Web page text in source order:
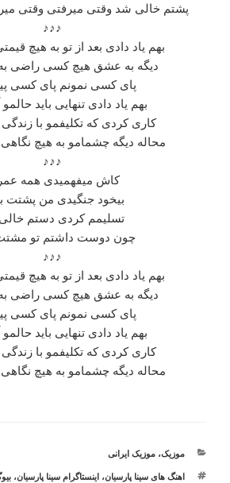
پشتم خالی شد وقتی میرفتی وقتی
♪♪♪
بهم یاد دادی بعد از تو به هیچ
دیگه به عشق هیچ کسی راضی به
پای کسی نمونم پای کسی
بهم یاد دادی تنهایی باید
کاری کردی که تکلیفمو با
محاله دیگه چشمامو به هیچ
♪♪♪
کاش میفهمیدی همه
بیخود جنگیدی من پشتت
تسلیمم کردی دستم خالی
چون دوست داشتم تو
♪♪♪
بهم یاد دادی بعد از تو به هیچ
دیگه به عشق هیچ کسی راضی به
پای کسی نمونم پای کسی
بهم یاد دادی تنهایی باید
کاری کردی که تکلیفمو با
محاله دیگه چشمامو به هیچ
دسته‌ها
موزیک،موزیک ایرانی
برچسب‌ها
اهنگ های سینا پارسیان، اینستاگرام سینا پارسیان،